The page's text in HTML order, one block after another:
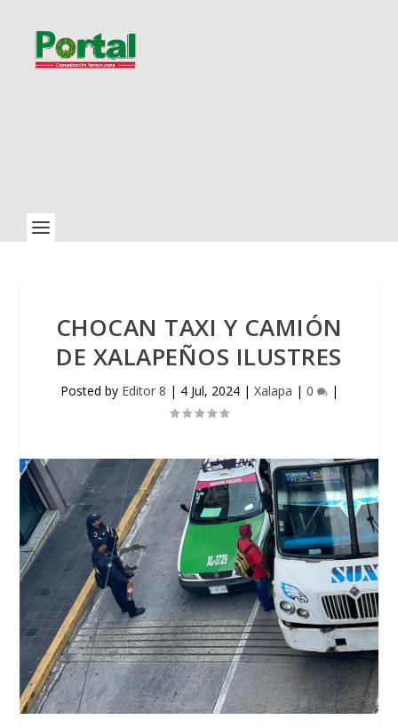
CHOCAN TAXI Y CAMIÓN
DE XALAPEÑOS ILUSTRES
Posted by Editor 8 | 4 Jul, 2024| Xalapa | 0 |